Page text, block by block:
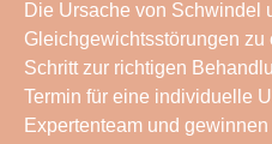
Die Ursache von Schwindel
Gleichgewichtsstörungen zu
Schritt zur richtigen
Termin für eine individuelle
Expertenteam und